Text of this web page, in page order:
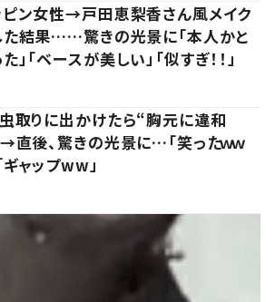
ピン女性→戸田恵梨香さん風メイク
た結果……驚きの光景に「本人かと
」「ベースが美しい」「似すぎ！！」
取りに出かけたら“胸元に違和
直後、驚きの光景に…「笑ったｗｗ
ギャップww」